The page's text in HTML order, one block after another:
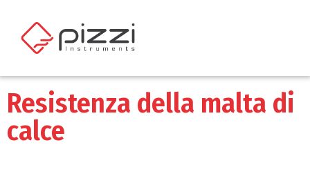
Resistenza della malta di
calce